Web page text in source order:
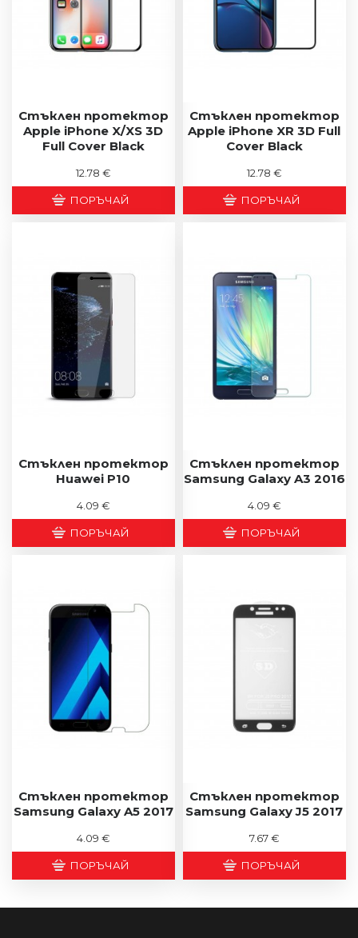
Стъклен протектор
Apple iPhone X/XS 3D
Full Cover Black
12.78 €
ПОРЪЧАЙ
Стъклен протектор
Apple iPhone XR 3D Full
Cover Black
12.78 €
ПОРЪЧАЙ
Стъклен протектор
Huawei P10
4.09 €
ПОРЪЧАЙ
Стъклен протектор
Samsung Galaxy A3 2016
4.09 €
ПОРЪЧАЙ
Стъклен протектор
Samsung Galaxy A5 2017
4.09 €
ПОРЪЧАЙ
Стъклен протектор
Samsung Galaxy J5 2017
7.67 €
ПОРЪЧАЙ